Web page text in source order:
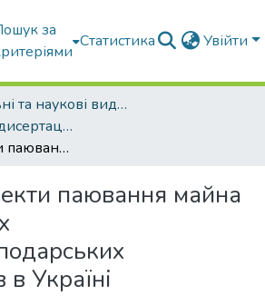
за
Статистика Увійти
Навчальні та наукові видання
Автореферати дисертацій та дисертації
Правові аспекти паювання майна колективних сільськогосподарських підприємств в Україні
паювання майна
в Україні